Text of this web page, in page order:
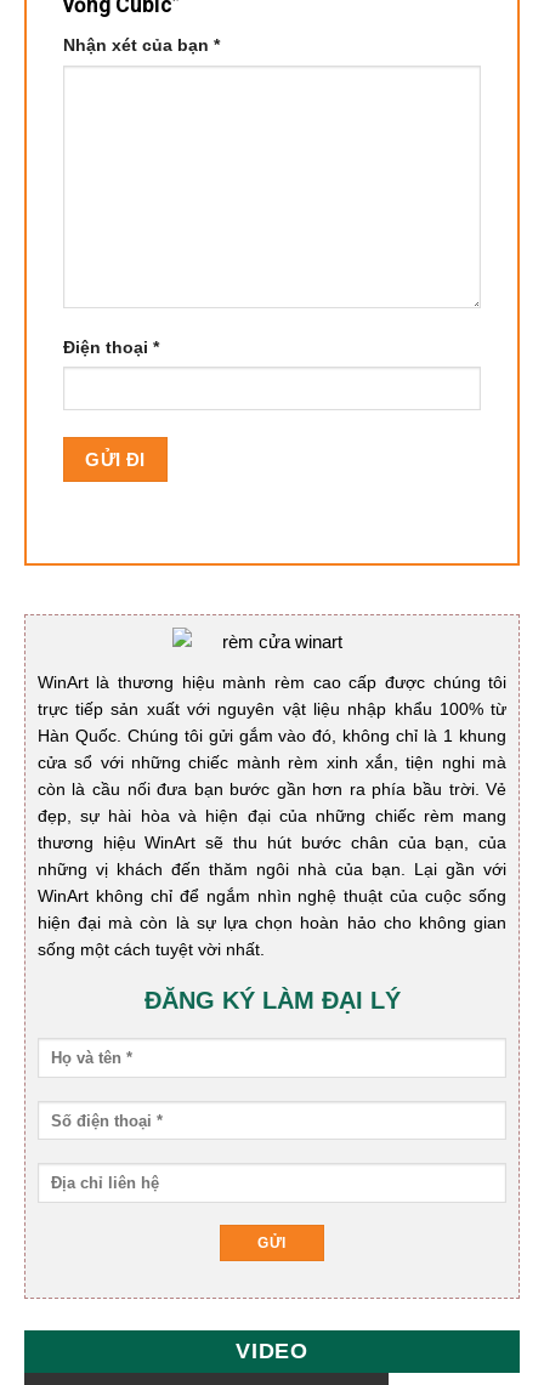
vồng Cubic”
Nhận xét của bạn *
Điện thoại *
WinArt là thương hiệu mành rèm cao cấp được chúng tôi
trực tiếp sản xuất với nguyên vật liệu nhập khẩu 100% từ
Hàn Quốc. Chúng tôi gửi gắm vào đó, không chỉ là 1 khung
cửa sổ với những chiếc mành rèm xinh xắn, tiện nghi mà
còn là cầu nối đưa bạn bước gần hơn ra phía bầu trời. Vẻ
đẹp, sự hài hòa và hiện đại của những chiếc rèm mang
thương hiệu WinArt sẽ thu hút bước chân của bạn, của
những vị khách đến thăm ngôi nhà của bạn. Lại gần với
WinArt không chỉ để ngắm nhìn nghệ thuật của cuộc sống
hiện đại mà còn là sự lựa chọn hoàn hảo cho không gian
sống một cách tuyệt vời nhất.
ĐĂNG KÝ LÀM ĐẠI LÝ
VIDEO